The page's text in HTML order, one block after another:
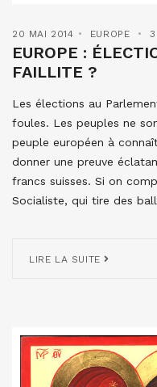
20 MAI 2014 EUROPE
EUROPE :
FAILLITE ?
Les élections au
foules. Les peuples ne
peuple européen à
donner une preuve
francs suisses. Si on
Socialiste, qui tire des
LIRE LA SUITE